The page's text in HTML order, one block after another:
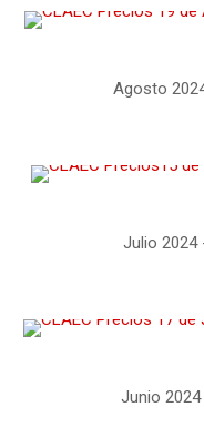
Agosto
Julio 2024
Junio 2024